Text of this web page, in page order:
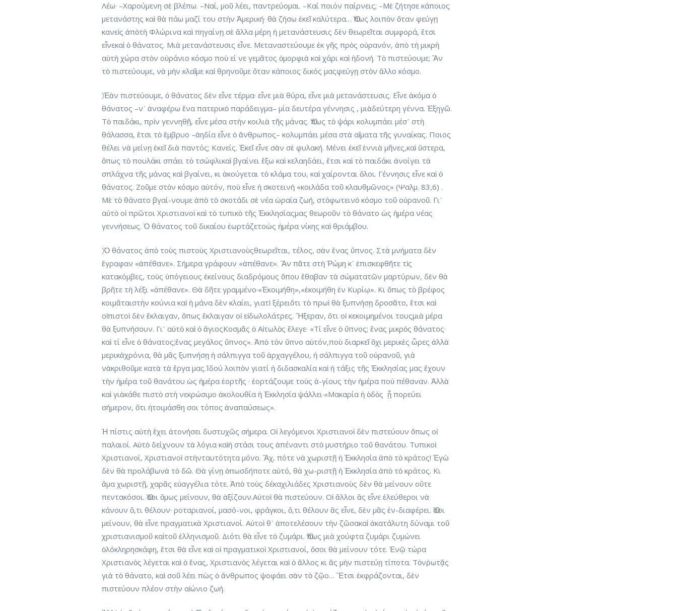
Λέω· –Χαρούμενη σὲ βλέπω. –Ναί, μοῦ λέει, παντρεύομαι. –Καί ποιόν παίρνεις; –Μὲ ζήτησε κάποιος
μετανάστης καὶ θὰ πάω μαζί του στὴν Ἀμερική· θὰ ζήσω ἐκεῖ καλύτερα… Ὅπως λοιπὸν ὅταν φεύγῃ
κανεὶς ἀπὸτὴ Φλώρινα καὶ πηγαίνῃ σὲ ἄλλα μέρη ἡ μετανάστευσις δὲν θεωρεῖται συμφορά, ἔτσι
εἶνεκαὶ ὁ θάνατος. Μιὰ μετανάστευσις εἶνε. Μεταναστεύουμε ἐκ γῆς πρὸς οὐρανόν, ἀπὸ τὴ μικρὴ
αὐτὴ χώρα στὸν οὐράνιο κόσμο ποὺ εί νε γεμᾶτος ὀμορφιὰ καὶ χάρι καὶ ἡδονή. Τὸ πιστεύουμε; Ἂν
τὸ πιστεύουμε, νὰ μὴν κλαῖμε καὶ θρηνοῦμε ὅταν κάποιος δικός μαςφεύγῃ στὸν ἄλλο κόσμο.
⃝ Ἐὰν πιστεύουμε, ὁ θάνατος δὲν εἶνε τέρμα· εἶνε μιὰ θύρα, εἶνε μιὰ μετανάστευσις. Εἶνε ἀκόμα ὁ
θάνατος –ν᾿ ἀναφέρω ἕνα πατερικὸ παράδειγμα– μία δευτέρα γέννησις , μιὰδεύτερη γέννα. Ἐξηγῶ.
Τὸ παιδάκι, πρὶν γεννηθῇ, εἶνε μέσα στὴν κοιλιὰ τῆς μάνας. Ὅπως τὸ ψάρι κολυμπάει μέσ᾿ στὴ
θάλασσα, ἔτσι τὸ ἔμβρυο –ἀηδία εἶνε ὁ ἄνθρωπος– κολυμπάει μέσα στὰ αἵματα τῆς γυναίκας. Ποιος
θέλει νὰ μείνῃ ἐκεῖ διὰ παντός; Κανείς. Ἐκεῖ εἶνε σὰν σὲ φυλακή. Μένει ἐκεῖ ἐννιὰ μῆνες,καὶ ὕστερα,
ὅπως τὸ πουλάκι σπάει τὸ τσώφλικαὶ βγαίνει ἔξω καὶ κελαηδάει, ἔτσι καὶ τὸ παιδάκι ἀνοίγει τὰ
σπλάχνα τῆς μάνας καὶ βγαίνει, κι ἀκούγεται τὸ κλάμα του, καὶ χαίρονται ὅλοι. Γέννησις εἶνε καὶ ὁ
θάνατος. Ζοῦμε στὸν κόσμο αὐτόν, ποὺ εἶνε ἡ σκοτεινὴ «κοιλάδα τοῦ κλαυθμῶνος» (Ψαλμ. 83,6) .
Μὲ τὸ θάνατο βγαί-νουμε ἀπὸ τὸ σκοτάδι σὲ νέα ὡραία ζωή, στὸφωτεινὸ κόσμο τοῦ οὐρανοῦ. Γι᾿
αὐτὸ οἱ πρῶτοι Χριστιανοὶ καὶ τὸ τυπικὸ τῆς Ἐκκλησίαςμας θεωροῦν τὸ θάνατο ὡς ἡμέρα νέας
γεννήσεως. Ὁ θάνατος τοῦ δικαίου ἑωρτάζετοὡς ἡμέρα νίκης καὶ θριάμβου.
⃝ Ὁ θάνατος ἀπὸ τοὺς πιστοὺς Χριστιανοὺςθεωρεῖται, τέλος, σὰν ἕνας ὕπνος. Στὰ μνήματα δὲν
ἔγραφαν «ἀπέθανε». Σήμερα γράφουν «ἀπέθανε». Ἂν πᾶτε στὴ Ῥώμη κ᾿ ἐπισκεφθῆτε τὶς
κατακόμβες, τοὺς ὑπόγειους ἐκείνους διαδρόμους ὅπου ἔθαβαν τὰ σώματατῶν μαρτύρων, δὲν θὰ
βρῆτε τὴ λέξι «ἀπέθανε». Θὰ δῆτε γραμμένο·«Ἐκοιμήθη»,«ἐκοιμήθη ἐν Κυρίῳ». Κι ὅπως τὸ βρέφος
κοιμᾶταιστὴν κούνια καὶ ἡ μάνα δὲν κλαίει, γιατὶ ξέρειὅτι τὸ πρωὶ θὰ ξυπνήσῃ δροσᾶτο, ἔτσι καὶ
οἱπιστοὶ δὲν ἔκλαιγαν, ὅπως ἔκλαιγαν οἱ εἰδωλολάτρες. Ἤξεραν, ὅτι οἱ κεκοιμημένοι τουςμιὰ μέρα
θὰ ξυπνήσουν. Γι᾿ αὐτὸ καὶ ὁ ἅγιοςΚοσμᾶς ὁ Αἰτωλὸς ἔλεγε· «Τί εἶνε ὁ ὕπνος; ἕνας μικρὸς θάνατος·
καὶ τί εἶνε ὁ θάνατος;ἕνας μεγάλος ὕπνος». Ἀπὸ τὸν ὕπνο αὐτόν,ποὺ διαρκεῖ ὄχι μερικὲς ὧρες ἀλλὰ
μερικὰχρόνια, θὰ μᾶς ξυπνήσῃ ἡ σάλπιγγα τοῦ ἀρχαγγέλου, ἡ σάλπιγγα τοῦ οὐρανοῦ, γιὰ
νὰκριθοῦμε κατὰ τὰ ἔργα μας.Ἰδού λοιπὸν γιατί ἡ διδασκαλία καὶ ἡ τάξις τῆς Ἐκκλησίας μας ἔχουν
τὴν ἡμέρα τοῦ θανάτου ὡς ἡμέρα ἑορτῆς · ἑορτάζουμε τοὺς ἁ-γίους τὴν ἡμέρα ποὺ πέθαναν. Ἀλλὰ
καὶ γιὰκάθε πιστὸ στὴ νεκρώσιμο ἀκολουθία ἡ Ἐκκλησία ψάλλει·«Μακαρία ἡ ὁδὸς ᾗ πορεύει
σήμερον, ὅτι ἡτοιμάσθη σοι τόπος ἀναπαύσεως».
Ἡ πίστις αὐτὴ ἔχει ἀτονήσει δυστυχῶς σήμερα. Οἱ λεγόμενοι Χριστιανοὶ δὲν πιστεύουν ὅπως οἱ
παλαιοί. Αὐτὸ δείχνουν τὰ λόγια καὶἡ στάσι τους ἀπέναντι στὸ μυστήριο τοῦ θανάτου. Τυπικοὶ
Χριστιανοί, Χριστιανοὶ στὴνταυτότητα μόνο. Ἄχ, πότε νὰ χωριστῇ ἡ Ἐκκλησία ἀπὸ τὸ κράτος! Ἐγὼ
δὲν θὰ προλάβωνὰ τὸ δῶ. Θὰ γίνῃ ὁπωσδήποτε αὐτό, θὰ χω-ριστῇ ἡ Ἐκκλησία ἀπὸ τὸ κράτος. Κι
ἅμα χωριστῇ, χαρᾶς εὐαγγέλια τότε. Ἀπὸ τοὺς δέκαχιλιάδες Χριστιανοὺς δὲν θὰ μείνουν οὔτε
πεντακόσοι. Ὅσοι ὅμως μείνουν, θὰ ἀξίζουν.Αὐτοὶ θὰ πιστεύουν. Οἱ ἄλλοι ἂς εἶνε ἐλεύθεροι νὰ
κάνουν ὅ,τι θέλουν· ροταριανοί, μασό-νοι, φράγκοι, ὅ,τι θέλουν ἂς εἶνε, δὲν μᾶς ἐν-διαφέρει. Ὅσοι
μείνουν, θὰ εἶνε πραγματικὰ Χριστιανοί. Αὐτοὶ θ᾿ ἀποτελέσουν τὴν ζῶσακαὶ ἀκατάλυτη δύναμι τοῦ
χριστιανισμοῦ καὶτοῦ ἑλληνισμοῦ. Διότι θὰ εἶνε τὸ ζυμάρι. Ὅπως μιὰ χούφτα ζυμάρι ζυμώνει
ὁλόκληρησκάφη, ἔτσι θὰ εἶνε καὶ οἱ πραγματικοὶ Χριστιανοί, ὅσοι θὰ μείνουν τότε. Ἐνῷ τώρα
Χριστιανὸς λέγεται καὶ ὁ ἕνας, Χριστιανὸς λέγεται καὶ ὁ ἄλλος κι ἂς μὴν πιστεύῃ τίποτα. Τὸνῥωτᾷς
γιὰ τὸ θάνατο, καὶ σοῦ λέει πὼς ὁ ἄνθρωπος ψοφάει σὰν τὸ ζῷο… Ἔτσι ἐκφράζονται, δὲν
πιστεύουν πλέον στὴν αἰώνιο ζωή.